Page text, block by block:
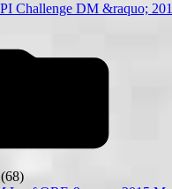
(68)